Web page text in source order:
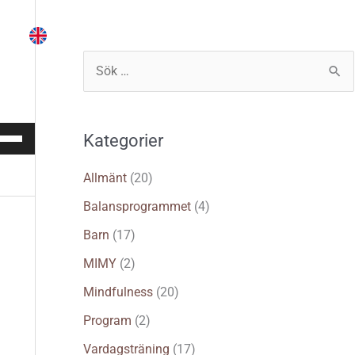
ner-
e
f
t
e
Kategorier
Allmänt(20)
Balansprogrammet(4)
Barn (17)
MIMY(2)
Mindfulness(20)
Program (2)
Vardagsträning (17)